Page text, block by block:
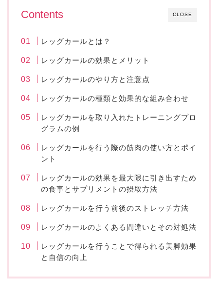
CLOSE
Contents
レッグカールとは？
レッグカールの効果とメリット
レッグカールのやり方と注意点
レッグカールの種類と効果的な組み合わせ
レッグカールを取り入れたトレーニングプロ
グラムの例
レッグカールを行う際の筋肉の使い方とポイ
ント
レッグカールの効果を最大限に引き出すため
の食事とサプリメントの摂取方法
レッグカールを行う前後のストレッチ方法
レッグカールのよくある間違いとその対処法
レッグカールを行うことで得られる美脚効果
と自信の向上